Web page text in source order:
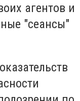
агентов и
"сеансы"